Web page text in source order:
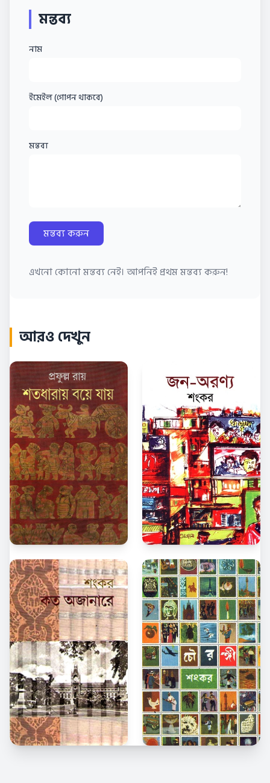
মন্তব্য
নাম
ইমেইল (গোপন থাকবে)
মন্তব্য
মন্তব্য করুন
এখনো কোনো মন্তব্য নেই। আপনিই প্রথম মন্তব্য করুন!
আরও দেখুন